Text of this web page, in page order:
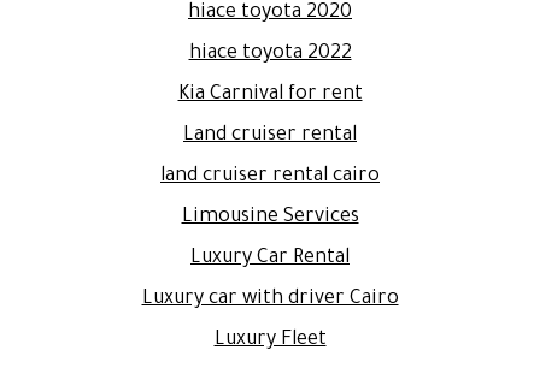
hiace toyota 2020
hiace toyota 2022
Kia Carnival for rent
Land cruiser rental
land cruiser rental cairo
Limousine Services
Luxury Car Rental
Luxury car with driver Cairo
Luxury Fleet